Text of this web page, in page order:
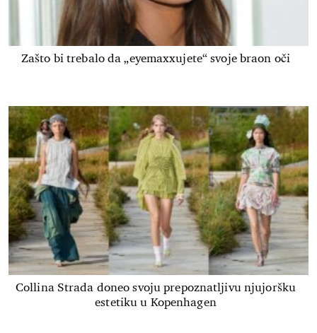
Zašto bi trebalo da „eyemaxxujete“ svoje braon oči
Collina Strada doneo svoju prepoznatljivu njujoršku
estetiku u Kopenhagen